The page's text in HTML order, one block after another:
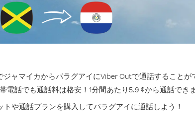
ャマイカからパラグアイにViber Outで通話することが
電話でも通話料は格安！1分間あたり5.9 ¢から通話できま
トや通話プランを購入してパラグアイに通話しよう！